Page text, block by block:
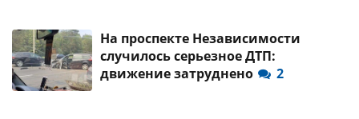
На проспекте Независимости
случилось серьезное ДТП:
движение затруднено
2